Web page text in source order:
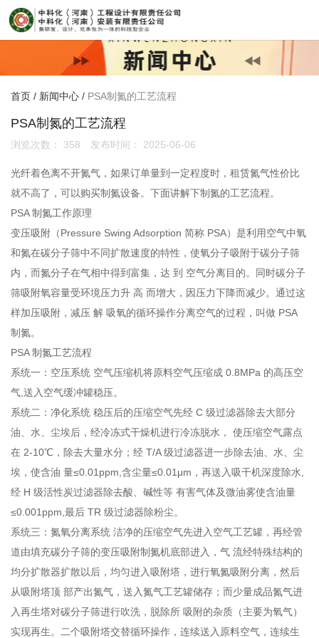
首页 / 新闻中心 / PSA制氮的工艺流程
PSA制氮的工艺流程
浏览次数： 358 发布时间： 2025-06-06
光纤着色离不开氮气，如果订单量到一定程度时，租赁氮气性价比
就不高了，可以购买制氮设备。下面讲解下制氮的工艺流程。
PSA 制氮工作原理
变压吸附（Pressure Swing Adsorption 简称 PSA）是利用空气中氧
和氮在碳分子筛中不同扩散速度的特性，使氧分子吸附于碳分子筛
内，而氮分子在气相中得到富集，达 到 空气分离目的。同时碳分子
筛吸附氧容量受环境压力升 高 而增大，因压力下降而减少。通过这
样加压吸附，减压 解 吸氧的循环操作分离空气的过程，叫做 PSA
制氮。
PSA 制氮工艺流程
系统一：空压系统 空气压缩机将原料空气压缩成 0.8MPa 的高压空
气,送入空气缓冲罐稳压。
系统二：净化系统 稳压后的压缩空气先经 C 级过滤器除去大部分
油、水、尘埃后，经冷冻式干燥机进行冷冻脱水， 使压缩空气露点
在 2-10℃，除去大量水分；经 T/A 级过滤器进一步除去油、水、尘
埃，使含油 量≤0.01ppm,含尘量≤0.01μm，再送入吸干机深度除水,
经 H 级活性炭过滤器除去酸、碱性等 有害气体及微油雾使含油量
≤0.001ppm,最后 TR 级过滤器除粉尘。
系统三：氮氧分离系统 洁净的压缩空气先进入空气工艺罐，再经管
道由填充碳分子筛的变压吸附制氮机底部进入，气 流经特殊结构的
均分扩散器扩散以后，均匀进入吸附塔，进行氧氮吸附分离，然后
从吸附塔顶 部产出氮气，送入氮气工艺罐储存；而少量成品氮气进
入再生塔对碳分子筛进行吹洗，脱除所 吸附的杂质（主要为氧气）
实现再生。二个吸附塔交替循环操作，连续送入原料空气，连续生